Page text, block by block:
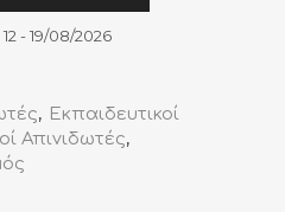
- 19/08/2026
, Εκπαιδευτικοί
Απινιδωτές,